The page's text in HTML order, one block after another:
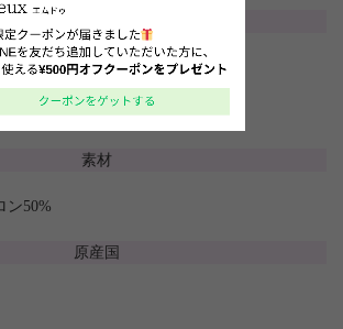
36 袖丈26.5
素材
ン50%
原産国